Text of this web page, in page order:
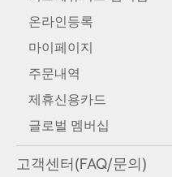
온라인등록
마이페이지
주문내역
제휴신용카드
글로벌 멤버십
고객센터(FAQ/문의)